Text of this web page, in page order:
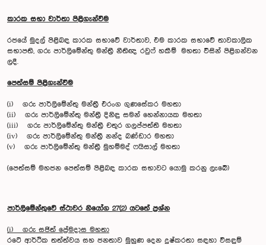
කාරක සභා වාර්තා පිළිගැන්වීම
රජයේ මුදල් පිළිබඳ කාරක සභාවේ වාර්තාව, එම කාරක සභාවේ තාවකාලික
සභාපති, ගරු පාර්ලිමේන්තු මන්ත්‍රී නීතිඥ රවුෆ් හකීම් මහතා විසින් පිළිගන්වන
ලදී.
පෙත්සම් පිළිගැන්වීම
(i) ගරු පාර්ලිමේන්තු මන්ත්‍රී එරංග ගුණසේකර මහතා
(ii) ගරු පාර්ලිමේන්තු මන්ත්‍රී දිනිඳු සමන් හෙන්නායක මහතා
(iii) ගරු පාර්ලිමේන්තු මන්ත්‍රී චතුර ගලප්පත්ති මහතා
(iv) ගරු පාර්ලිමේන්තු මන්ත්‍රී නන්ද බණ්ඩාර මහතා
(v) ගරු පාර්ලිමේන්තු මන්ත්‍රී මුහම්මද් ෆයිසාල් මහතා
(පෙත්සම් මහජන පෙත්සම් පිළිබඳ කාරක සභාවට යොමු කරනු ලැබේ)
පාර්ලිමේන්තුවේ ස්ථාවර නියෝග 27(2) යටතේ ප්‍රශ්න
(i) ගරු සජිත් ප්‍රේමදාස මහතා
රටේ ආර්ථික තත්ත්වය සහ ජනතාව මුහුණ දෙන දුෂ්කරතා සඳහා විසඳුම්